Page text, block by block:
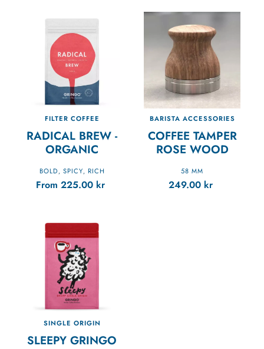
FILTER COFFEE
RADICAL BREW -
ORGANIC
BOLD, SPICY, RICH
From 225.00 kr
BARISTA ACCESSORIES
COFFEE TAMPER
ROSE WOOD
58 MM
249.00 kr
SINGLE ORIGIN
SLEEPY GRINGO